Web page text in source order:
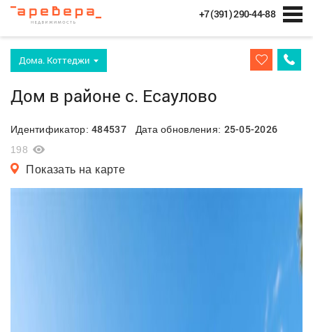
+7 (391) 290-44-88
Дома. Коттеджи
Дом в районе с. Есаулово
Идентификатор:484537Дата обновления: 25-05-2026
198
Показать на карте